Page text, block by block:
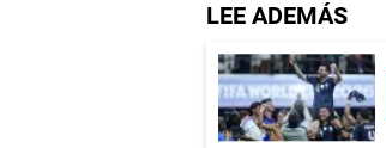
LEE ADEMÁS